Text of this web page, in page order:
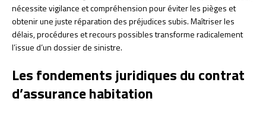
nécessite vigilance et compréhension pour éviter les pièges et
obtenir une juste réparation des préjudices subis. Maîtriser les
délais, procédures et recours possibles transforme radicalement
l’issue d’un dossier de sinistre.
Les fondements juridiques du contrat
d’assurance habitation